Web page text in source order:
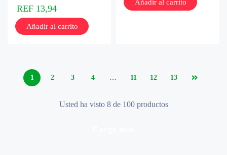
REF 13,94
Añadir al carrito
Añadir al carrito
1 2 3 4 … 11 12 13
Usted ha visto 8 de 100 productos